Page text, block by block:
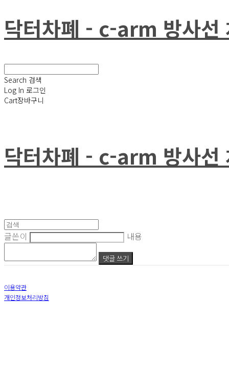
닥터차폐 - c-arm 방사선
Search 검색
Log In 로그인
Cart장바구니
닥터차폐 - c-arm 방사선
글쓴이 내용
댓글 쓰기
이용약관
개인정보처리방침